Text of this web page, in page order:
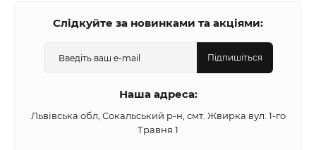
Слідкуйте за новинками та акціями:
Підпишіться
Наша адреса:
Львівська обл, Сокальський р-н, смт. Жвирка вул. 1-го
Травня 1